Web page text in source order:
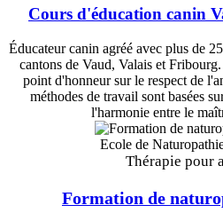
Cours d'éducation canin
Éducateur canin agréé avec plus de
cantons de Vaud, Valais et
point d'honneur sur le respect de
méthodes de travail sont basées
l'harmonie entre le
Ecole de
Thérapie pour
Formation de